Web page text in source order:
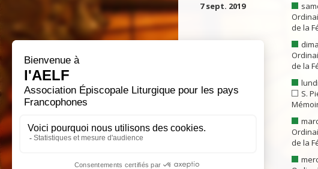
7 sept. 2019
de la
de la
S.
de la